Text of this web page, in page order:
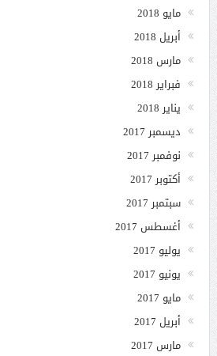
مايو 2018
أبريل 2018
مارس 2018
فبراير 2018
يناير 2018
ديسمبر 2017
نوفمبر 2017
أكتوبر 2017
سبتمبر 2017
أغسطس 2017
يوليو 2017
يونيو 2017
مايو 2017
أبريل 2017
مارس 2017